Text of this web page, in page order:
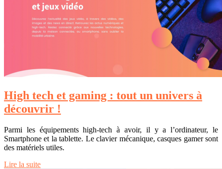
High tech et gaming : tout un univers à
découvrir !
Parmi les équipements high-tech à avoir, il y a l’ordinateur, le
Smartphone et la tablette. Le clavier mécanique, casques gamer sont
des matériels utiles.
Lire la suite